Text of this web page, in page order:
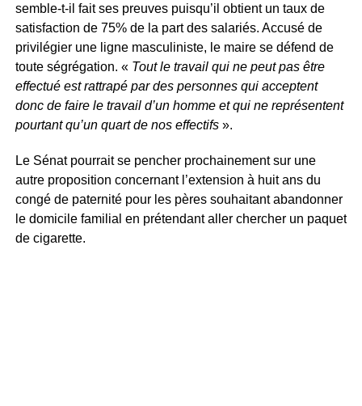
semble-t-il fait ses preuves puisqu’il obtient un taux de
satisfaction de 75% de la part des salariés. Accusé de
privilégier une ligne masculiniste, le maire se défend de
toute ségrégation. « Tout le travail qui ne peut pas être
effectué est rattrapé par des personnes qui acceptent
donc de faire le travail d’un homme et qui ne représentent
pourtant qu’un quart de nos effectifs».
Le Sénat pourrait se pencher prochainement sur une
autre proposition concernant l’extension à huit ans du
congé de paternité pour les pères souhaitant abandonner
le domicile familial en prétendant aller chercher un paquet
de cigarette.